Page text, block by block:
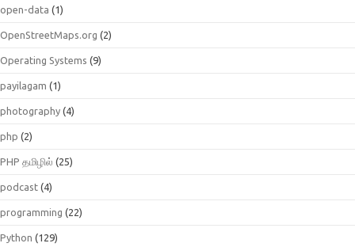
open-data (1)
OpenStreetMaps.org (2)
Operating Systems (9)
payilagam (1)
photography (4)
php (2)
PHP தமிழில் (25)
podcast (4)
programming (22)
Python (129)